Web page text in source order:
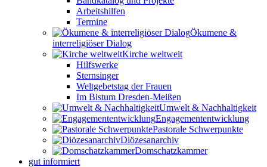
Arbeitshilfen
Termine
Ökumene &
interreligiöser Dialog
Kirche weltweit
Hilfswerke
Sternsinger
Weltgebetstag der Frauen
Im Bistum Dresden-Meißen
Umwelt & Nachhaltigkeit
Engagemententwicklung
Pastorale Schwerpunkte
Diözesanarchiv
Domschatzkammer
gut informiert